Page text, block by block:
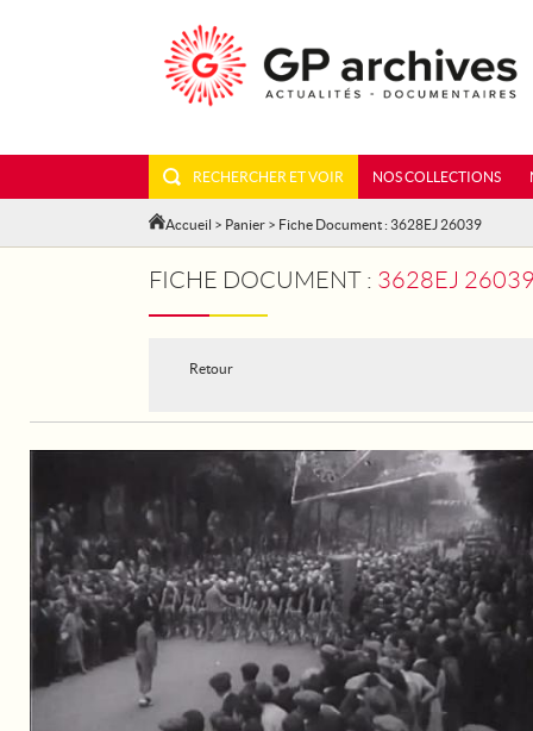
RECHERCHER ET VOIR NOS COLLECTIONS
Accueil > Panier > Fiche Document : 3628EJ 26039
FICHE DOCUMENT : 3628EJ 26039 -
Retour